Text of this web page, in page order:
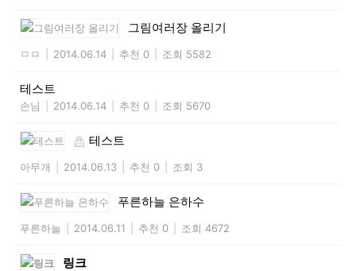
그림여러장 올리기
ㅁㅁ 2014.06.14 추천 0 조회 5582
테스트
손님 2014.06.14 추천 0 조회 5670
테스트
아무개 2014.06.13 추천 0 조회 3
푸른하늘 은하수
푸른하늘 2014.06.11 추천 0 조회 4672
링크